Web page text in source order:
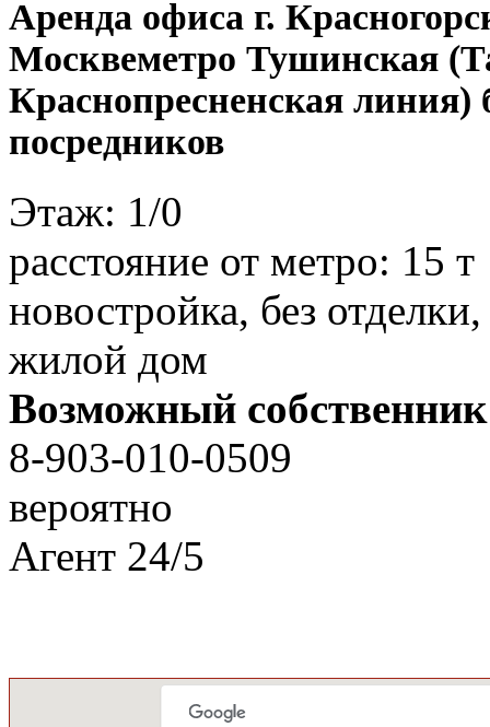
Аренда офиса г.
Москвеметро Тушинская
Краснопресненская линия)
посредников
Этаж: 1/0
расстояние от метро: 15 т
новостройка, без
жилой дом
Возможный
8-903-010-0509
вероятно
Агент 24/5